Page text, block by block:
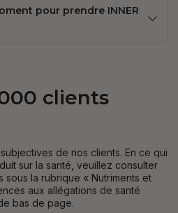
pour prendre INNER
clients
de nos clients. En ce qui
sur la santé, veuillez consulter
sous la rubrique « Nutriments et
aux allégations de santé
bas de page.